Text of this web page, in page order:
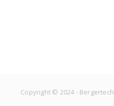
Copyright © 2024 -